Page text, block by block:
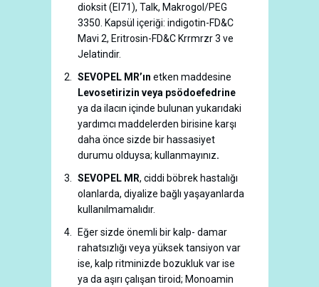
dioksit (El71), Talk, Makrogol/PEG
3350. Kapsül içeriği: indigotin-FD&C
Mavi 2, Eritrosin-FD&C Krrmrzr 3 ve
Jelatindir.
SEVOPEL MR’ın etken maddesine
Levosetirizin veya psödoefedrine
ya da ilacın içinde bulunan yukarıdaki
yardımcı maddelerden birisine karşı
daha önce sizde bir hassasiyet
durumu olduysa; kullanmayınız.
SEVOPEL MR, ciddi böbrek hastalığı
olanlarda, diyalize bağlı yaşayanlarda
kullanılmamalıdır.
Eğer sizde önemli bir kalp- damar
rahatsızlığı veya yüksek tansiyon var
ise, kalp ritminizde bozukluk var ise
ya da aşırı çalışan tiroid; Monoamin